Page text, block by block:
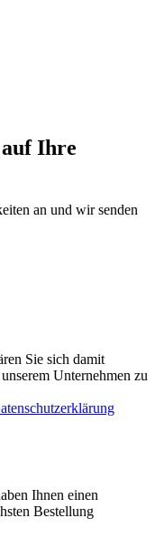
Ihre
an und wir senden
Sie sich damit
Unternehmen zu
Ihnen einen
Bestellung